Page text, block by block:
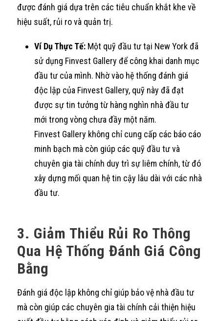
được đánh giá dựa trên các tiêu chuẩn khắt khe về
hiệu suất, rủi ro và quản trị.
Ví Dụ Thực Tế: Một quỹ đầu tư tại New York đã
sử dụng Finvest Gallery để công khai danh mục
đầu tư của mình. Nhờ vào hệ thống đánh giá
độc lập của Finvest Gallery, quỹ này đã đạt
được sự tin tưởng từ hàng nghìn nhà đầu tư
mới trong vòng chưa đầy một năm.
Finvest Gallery không chỉ cung cấp các báo cáo
minh bạch mà còn giúp các quỹ đầu tư và
chuyên gia tài chính duy trì sự liêm chính, từ đó
xây dựng mối quan hệ tin cậy lâu dài với các nhà
đầu tư.
3. Giảm Thiểu Rủi Ro Thông
Qua Hệ Thống Đánh Giá Công
Bằng
Đánh giá độc lập không chỉ giúp bảo vệ nhà đầu tư
mà còn giúp các chuyên gia tài chính cải thiện hiệu